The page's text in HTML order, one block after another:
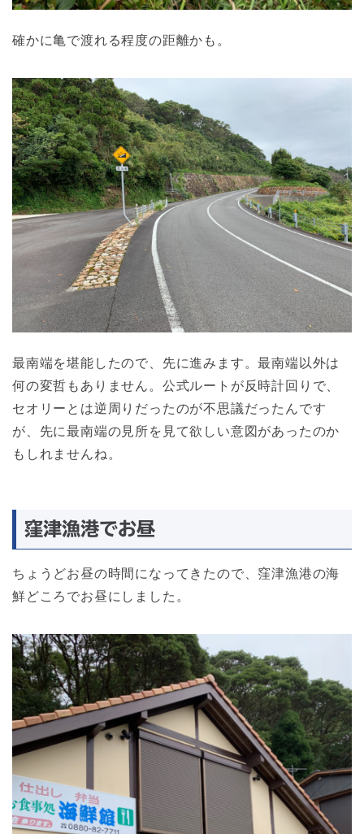
確かに亀で渡れる程度の距離かも。
最南端を堪能したので、先に進みます。最南端以外は
何の変哲もありません。公式ルートが反時計回りで、
セオリーとは逆周りだったのが不思議だったんです
が、先に最南端の見所を見て欲しい意図があったのか
もしれませんね。
窪津漁港でお昼
ちょうどお昼の時間になってきたので、窪津漁港の海
鮮どころでお昼にしました。